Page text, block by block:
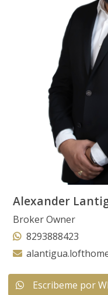
Alexander
Broker Owner
8293888423
Escribeme por